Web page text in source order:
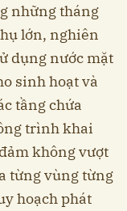
những tháng
lớn, nghiên
dụng nước mặt
sinh hoạt và
tầng chứa
trình khai
không vượt
từng vùng từng
hoạch phát